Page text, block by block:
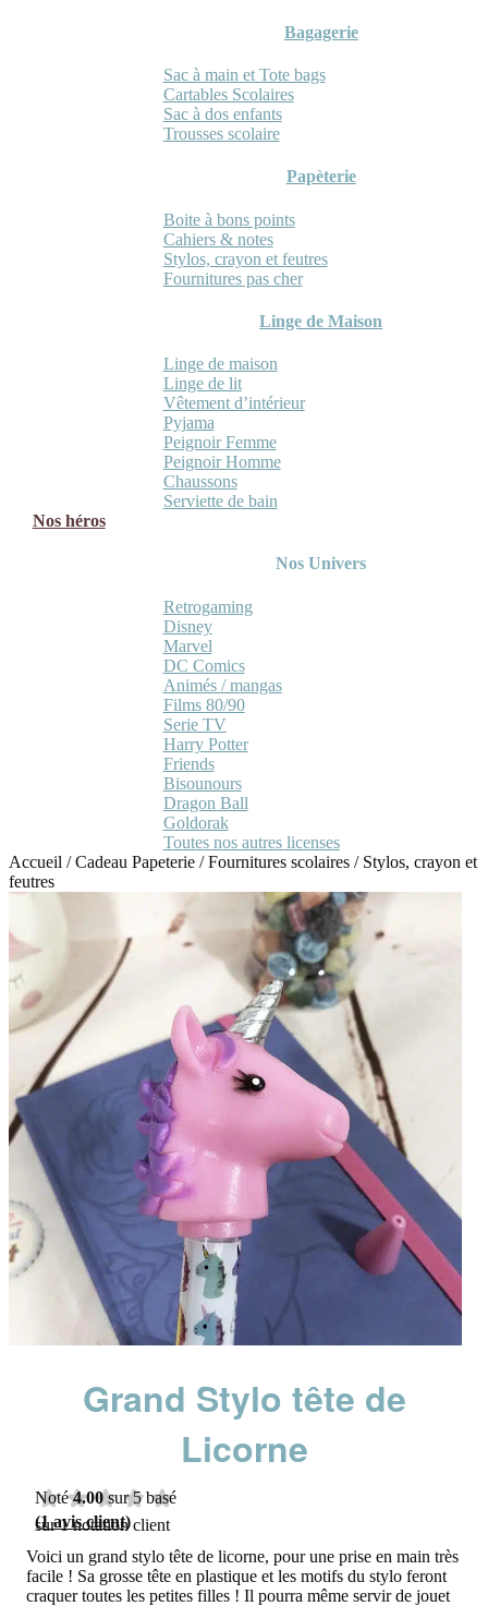
Bagagerie
Sac à main et Tote bags
Cartables Scolaires
Sac à dos enfants
Trousses scolaire
Papèterie
Boite à bons points
Cahiers & notes
Stylos, crayon et feutres
Fournitures pas cher
Linge de Maison
Linge de maison
Linge de lit
Vêtement d’intérieur
Pyjama
Peignoir Femme
Peignoir Homme
Chaussons
Serviette de bain
Nos héros
Nos Univers
Retrogaming
Disney
Marvel
DC Comics
Animés / mangas
Films 80/90
Serie TV
Harry Potter
Friends
Bisounours
Dragon Ball
Goldorak
Toutes nos autres licenses
Accueil /Cadeau Papeterie /Fournitures scolaires / Stylos, crayon et
feutres
Grand Stylo tête de
Licorne
Noté4.00 sur 5 basé
sur1notation client
(1avis client)
Voici un grand stylo tête de licorne, pour une prise en main très
facile ! Sa grosse tête en plastique et les motifs du stylo feront
craquer toutes les petites filles ! Il pourra même servir de jouet